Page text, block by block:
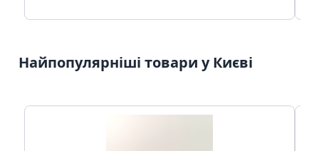
Найпопулярніші товари у Києві